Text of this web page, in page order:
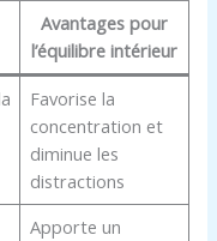
Avantages pour
l’équilibre intérieur
Favorise la
concentration et
diminue les
distractions
Apporte un